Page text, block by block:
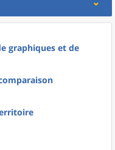
graphiques et de